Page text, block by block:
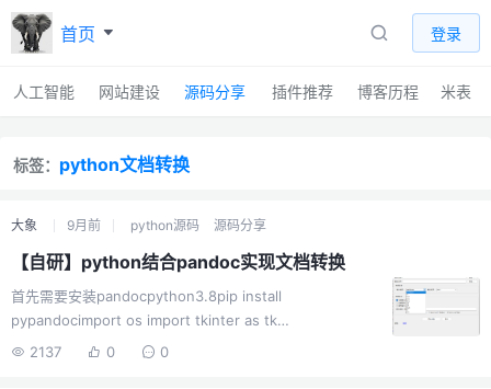
首页 登录
人工智能 网站建设 源码分享 插件推荐 博客历程 米表
标签： python文档转换
大象 9月前 python源码 源码分享
【自研】python结合pandoc实现文档转换
首先需要安装pandocpython3.8pip install
pypandocimport os import tkinter as tk
from tkinter import ttk, filedialog, messagebox
2137 0 0